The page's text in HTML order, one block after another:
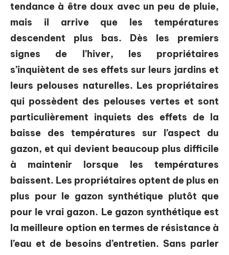
tendance à être doux avec un peu de pluie,
mais il arrive que les températures
descendent plus bas. Dès les premiers
signes de l’hiver, les propriétaires
s’inquiètent de ses effets sur leurs jardins et
leurs pelouses naturelles. Les propriétaires
qui possèdent des pelouses vertes et sont
particulièrement inquiets des effets de la
baisse des températures sur l’aspect du
gazon, et qui devient beaucoup plus difficile
à maintenir lorsque les températures
baissent. Les propriétaires optent de plus en
plus pour le gazon synthétique plutôt que
pour le vrai gazon. Le gazon synthétique est
la meilleure option en termes de résistance à
l’eau et de besoins d’entretien. Sans parler